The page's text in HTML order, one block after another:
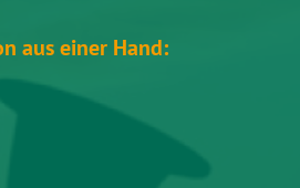
aus einer Hand: